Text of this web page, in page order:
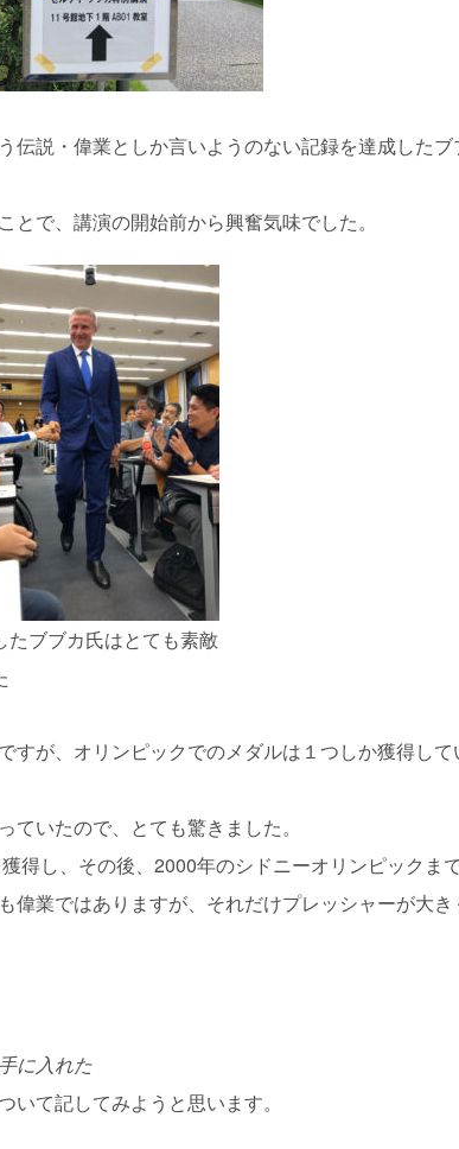
伝説・偉業としか言いようのない記録を達成した
で、講演の開始前から興奮気味でした。
たブブカ氏はとても素敵
すが、オリンピックでのメダルは１つしか獲得し
いたので、とても驚きました。
得し、その後、2000年のシドニーオリンピックま
偉業ではありますが、それだけプレッシャーが大
に入れた
て記してみようと思います。